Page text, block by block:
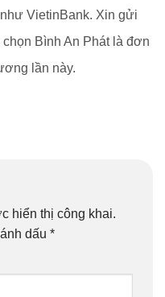
VietinBank. Xin gửi
Bình An Phát là đơn
lần này.
hiển thị công khai.
dấu *